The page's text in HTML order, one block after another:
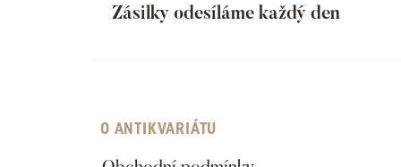
Zásilky odesíláme každý den
O ANTIKVARIÁTU